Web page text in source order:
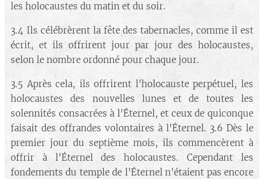
les holocaustes du matin et du soir.
3.4 Ils célébrèrent la fête des tabernacles, comme il est
écrit, et ils offrirent jour par jour des holocaustes,
selon le nombre ordonné pour chaque jour.
3.5 Après cela, ils offrirent l'holocauste perpétuel, les
holocaustes des nouvelles lunes et de toutes les
solennités consacrées à l'Éternel, et ceux de quiconque
faisait des offrandes volontaires à l'Éternel. 3.6 Dès le
premier jour du septième mois, ils commencèrent à
offrir à l'Éternel des holocaustes. Cependant les
fondements du temple de l'Éternel n'étaient pas encore